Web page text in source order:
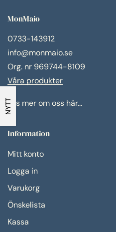
NYTT
MonMaio
0733-143912
info@monmaio.se
Org. nr 969744-8109
Våra produkter
Läs mer om oss här...
Information
Mitt konto
Logga in
Varukorg
Önskelista
Kassa